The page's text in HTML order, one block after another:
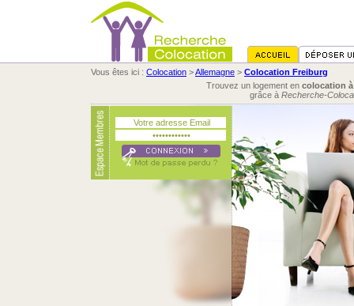
Vous êtes ici : Colocation >Allemagne > Colocation Freiburg
Trouvez un logement en colocation
grâce à Recherche-